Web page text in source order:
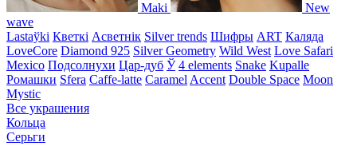
Maki
New
wave
Lastaўki Кветкі Асветнiк Silver trends Шифры ART Каляда
LoveCore Diamond 925 Silver Geometry Wild West Love Safari
Mexico Подсолнухи Цар-дуб Ў 4 elements Snake Kupalle
Ромашки Sfera Caffe-latte Caramel Accent Double Space Moon
Mystic
Все украшения
Кольца
Серьги